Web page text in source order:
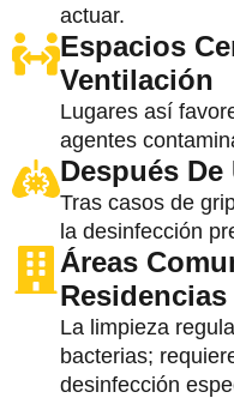
actuar.
Espacios
Ventilación
Lugares así
agentes
Después De
Tras casos de
la desinfección
Áreas
Residencias
La limpieza
bacterias;
desinfección